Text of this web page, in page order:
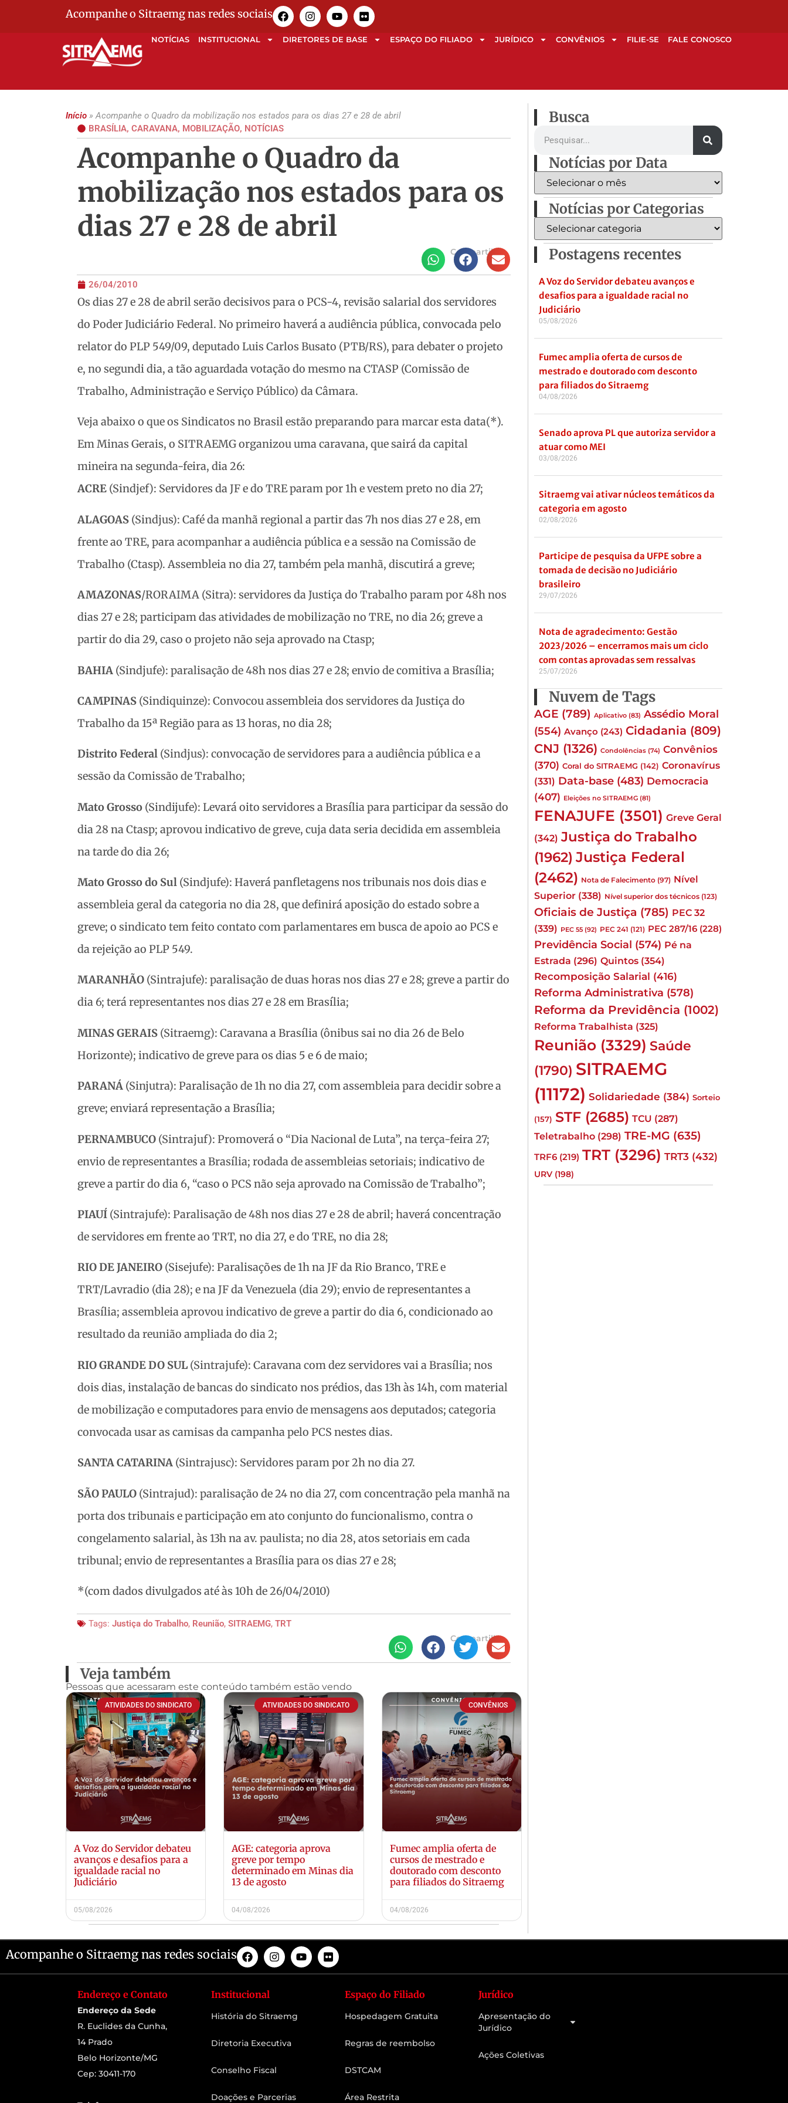
Acompanhe o Sitraemg nas redes sociais
NOTÍCIAS INSTITUCIONAL DIRETORES DE BASE ESPAÇO DO FILIADO JURÍDICO CONVÊNIOS FILIE-SE FALE CONOSCO
Início »Acompanhe o Quadro da mobilização nos estados para os dias 27 e 28 de abril
BRASÍLIA, CARAVANA, MOBILIZAÇÃO, NOTÍCIAS
Acompanhe o Quadro da
mobilização nos estados para os
dias 27 e 28 de abril
Compartilhe
26/04/2010
Os dias 27 e 28 de abril serão decisivos para o PCS-4, revisão salarial dos servidores
do Poder Judiciário Federal. No primeiro haverá a audiência pública, convocada pelo
relator do PLP 549/09, deputado Luis Carlos Busato (PTB/RS), para debater o projeto
e, no segundi dia, a tão aguardada votação do mesmo na CTASP (Comissão de
Trabalho, Administração e Serviço Público) da Câmara.
Veja abaixo o que os Sindicatos no Brasil estão preparando para marcar esta data(*).
Em Minas Gerais, o SITRAEMG organizou uma caravana, que sairá da capital
mineira na segunda-feira, dia 26:
ACRE (Sindjef): Servidores da JF e do TRE param por 1h e vestem preto no dia 27;
ALAGOAS (Sindjus): Café da manhã regional a partir das 7h nos dias 27 e 28, em
frente ao TRE, para acompanhar a audiência pública e a sessão na Comissão de
Trabalho (Ctasp). Assembleia no dia 27, também pela manhã, discutirá a greve;
AMAZONAS/RORAIMA (Sitra): servidores da Justiça do Trabalho param por 48h nos
dias 27 e 28; participam das atividades de mobilização no TRE, no dia 26; greve a
partir do dia 29, caso o projeto não seja aprovado na Ctasp;
BAHIA (Sindjufe): paralisação de 48h nos dias 27 e 28; envio de comitiva a Brasília;
CAMPINAS (Sindiquinze): Convocou assembleia dos servidores da Justiça do
Trabalho da 15ª Região para as 13 horas, no dia 28;
Distrito Federal (Sindjus): convocação de servidores para a audiência pública e a
sessão da Comissão de Trabalho;
Mato Grosso (Sindijufe): Levará oito servidores a Brasília para participar da sessão do
dia 28 na Ctasp; aprovou indicativo de greve, cuja data seria decidida em assembleia
na tarde do dia 26;
Mato Grosso do Sul (Sindjufe): Haverá panfletagens nos tribunais nos dois dias e
assembleia geral da categoria no dia 28, que definirá aposição do estado sobre a
greve; o sindicato tem feito contato com parlamentares em busca de apoio ao PCS e
da rejeição ao PLP 549.
MARANHÃO (Sintrajufe): paralisação de duas horas nos dias 27 e 28; greve a partir do
dia 6; terá representantes nos dias 27 e 28 em Brasília;
MINAS GERAIS (Sitraemg): Caravana a Brasília (ônibus sai no dia 26 de Belo
Horizonte); indicativo de greve para os dias 5 e 6 de maio;
PARANÁ (Sinjutra): Paralisação de 1h no dia 27, com assembleia para decidir sobre a
greve; enviará representação a Brasília;
PERNAMBUCO (Sintrajuf): Promoverá o “Dia Nacional de Luta”, na terça-feira 27;
envio de representantes a Brasília; rodada de assembleias setoriais; indicativo de
greve a partir do dia 6, “caso o PCS não seja aprovado na Comissão de Trabalho”;
PIAUÍ (Sintrajufe): Paralisação de 48h nos dias 27 e 28 de abril; haverá concentração
de servidores em frente ao TRT, no dia 27, e do TRE, no dia 28;
RIO DE JANEIRO (Sisejufe): Paralisações de 1h na JF da Rio Branco, TRE e
TRT/Lavradio (dia 28); e na JF da Venezuela (dia 29); envio de representantes a
Brasília; assembleia aprovou indicativo de greve a partir do dia 6, condicionado ao
resultado da reunião ampliada do dia 2;
RIO GRANDE DO SUL (Sintrajufe): Caravana com dez servidores vai a Brasília; nos
dois dias, instalação de bancas do sindicato nos prédios, das 13h às 14h, com material
de mobilização e computadores para envio de mensagens aos deputados; categoria
convocada usar as camisas da campanha pelo PCS nestes dias.
SANTA CATARINA (Sintrajusc): Servidores param por 2h no dia 27.
SÃO PAULO (Sintrajud): paralisação de 24 no dia 27, com concentração pela manhã na
porta dos tribunais e participação em ato conjunto do funcionalismo, contra o
congelamento salarial, às 13h na av. paulista; no dia 28, atos setoriais em cada
tribunal; envio de representantes a Brasília para os dias 27 e 28;
*(com dados divulgados até às 10h de 26/04/2010)
Tags: Justiça do Trabalho, Reunião, SITRAEMG, TRT
Compartilhe
Veja também
Pessoas que acessaram este conteúdo também estão vendo
ATIVIDADES DO SINDICATO
A Voz do Servidor debateu
avanços e desafios para a
igualdade racial no
Judiciário
05/08/2026
ATIVIDADES DO SINDICATO
AGE: categoria aprova
greve por tempo
determinado em Minas dia
13 de agosto
04/08/2026
CONVÊNIOS
Fumec amplia oferta de
cursos de mestrado e
doutorado com desconto
para filiados do Sitraemg
04/08/2026
Busca
Notícias por Data
Notícias por Categorias
Postagens recentes
A Voz do Servidor debateu avanços e
desafios para a igualdade racial no
Judiciário
05/08/2026
Fumec amplia oferta de cursos de
mestrado e doutorado com desconto
para filiados do Sitraemg
04/08/2026
Senado aprova PL que autoriza servidor a
atuar como MEI
03/08/2026
Sitraemg vai ativar núcleos temáticos da
categoria em agosto
02/08/2026
Participe de pesquisa da UFPE sobre a
tomada de decisão no Judiciário
brasileiro
29/07/2026
Nota de agradecimento: Gestão
2023/2026 – encerramos mais um ciclo
com contas aprovadas sem ressalvas
25/07/2026
Nuvem de Tags
AGE (789) Aplicativo (83) Assédio Moral
(554) Avanço (243) Cidadania (809)
CNJ (1326) Condolências (74) Convênios
(370) Coral do SITRAEMG (142) Coronavírus
(331) Data-base (483) Democracia
(407) Eleições no SITRAEMG (81)
FENAJUFE (3501) Greve Geral
(342) Justiça do Trabalho
(1962) Justiça Federal
(2462) Nota de Falecimento (97) Nível
Superior (338) Nível superior dos técnicos (123)
Oficiais de Justiça (785) PEC 32
(339) PEC 55 (92) PEC 241 (121) PEC 287/16 (228)
Previdência Social (574) Pé na
Estrada (296) Quintos (354)
Recomposição Salarial (416)
Reforma Administrativa (578)
Reforma da Previdência (1002)
Reforma Trabalhista (325)
Reunião (3329) Saúde
(1790) SITRAEMG
(11172) Solidariedade (384) Sorteio
(157) STF (2685) TCU (287)
Teletrabalho (298) TRE-MG (635)
TRF6 (219) TRT (3296) TRT3 (432)
URV (198)
Acompanhe o Sitraemg nas redes sociais
Endereço e Contato
Endereço da Sede
R. Euclides da Cunha,
14 Prado
Belo Horizonte/MG
Cep: 30411-170
Institucional
História do Sitraemg
Diretoria Executiva
Conselho Fiscal
Doações e Parcerias
Espaço do Filiado
Hospedagem Gratuita
Regras de reembolso
DSTCAM
Área Restrita
Jurídico
Apresentação do
Jurídico
Ações Coletivas